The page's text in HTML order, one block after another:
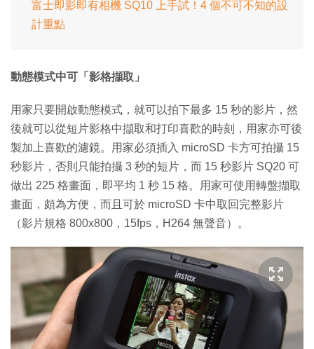
富士即影即有相機 SQ10 上手試！4 個不可不知的設
計重點
動態模式中可「影格擷取」
用家只要開啟動態模式，就可以拍下最多 15 秒的影片，然
後就可以從短片影格中擷取和打印喜歡的時刻，用家亦可後
製加上喜歡的濾鏡。用家必須插入 microSD 卡方可拍攝 15
秒影片，否則只能拍攝 3 秒的短片，而 15 秒影片 SQ20 可
做出 225 格畫面，即平均 1 秒 15 格。用家可使用轉盤擷取
畫面，頗為方便，而且可於 microSD 卡中取回完整影片
（影片規格 800x800，15fps，H264 無聲音）。